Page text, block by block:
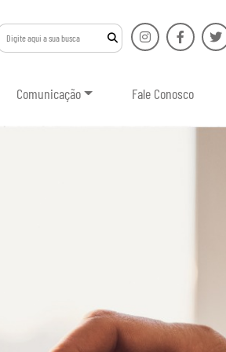
Comunicação Fale Conosco